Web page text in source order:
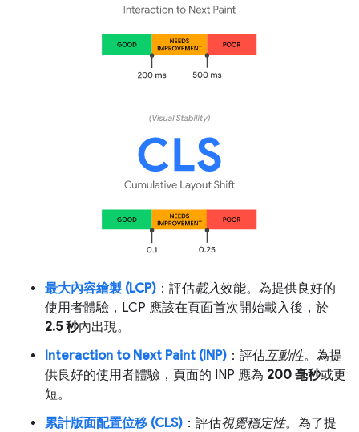
最大內容繪製 (LCP) ：評估載入效能。為提供良好的
使用者體驗，LCP 應該在頁面首次開始載入後，於
2.5 秒內出現。
Interaction to Next Paint (INP) ：評估互動性。為提
供良好的使用者體驗，頁面的 INP 應為 200 毫秒或更
短。
累計版面配置位移 (CLS) ：評估視覺穩定性。為了提